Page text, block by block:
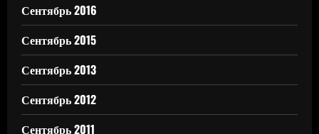
Сентябрь 2016
Сентябрь 2015
Сентябрь 2013
Сентябрь 2012
Сентябрь 2011